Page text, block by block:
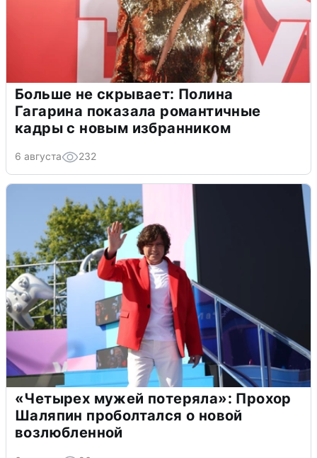
Больше не скрывает: Полина
Гагарина показала романтичные
кадры с новым избранником
6 августа 232
«Четырех мужей потеряла»: Прохор
Шаляпин проболтался о новой
возлюбленной